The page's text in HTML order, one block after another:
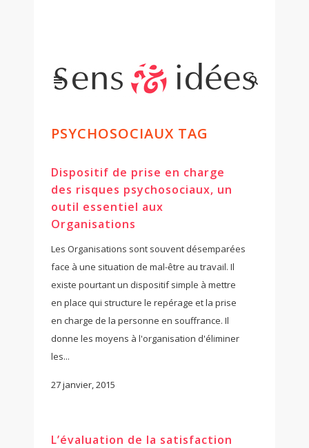
PSYCHOSOCIAUX TAG
Dispositif de prise en charge
des risques psychosociaux, un
outil essentiel aux
Organisations
Les Organisations sont souvent désemparées
face à une situation de mal-être au travail. Il
existe pourtant un dispositif simple à mettre
en place qui structure le repérage et la prise
en charge de la personne en souffrance. Il
donne les moyens à l'organisation d'éliminer
les...
27 janvier, 2015
L’évaluation de la satisfaction